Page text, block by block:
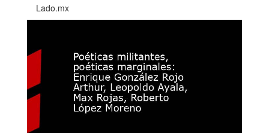
Lado.mx